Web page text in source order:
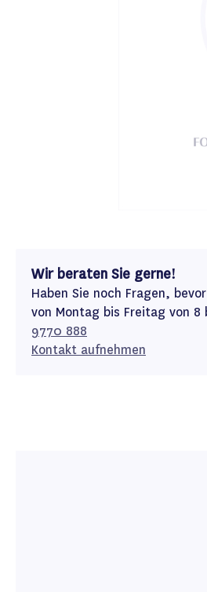
Wir beraten Sie gerne!
Haben Sie noch Fragen,
von Montag bis Freitag von 8
9770 888
Kontakt aufnehmen